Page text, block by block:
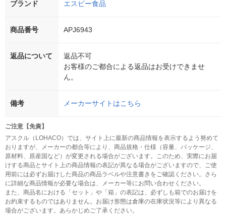
ブランド エスビー食品
商品番号 APJ6943
返品について
返品不可
お客様のご都合による返品はお受けできませ
ん。
備考 メーカーサイトはこちら
ご注意【免責】
アスクル（LOHACO）では、サイト上に最新の商品情報を表示するよう努めて
おりますが、メーカーの都合等により、商品規格・仕様（容量、パッケージ、
原材料、原産国など）が変更される場合がございます。このため、実際にお届
けする商品とサイト上の商品情報の表記が異なる場合がございますので、ご使
用前には必ずお届けした商品の商品ラベルや注意書きをご確認ください。さら
に詳細な商品情報が必要な場合は、メーカー等にお問い合わせください。
また、商品名における「セット」や「箱」の表記は、必ずしも箱でのお届けを
お約束するものではありません。お届け形態は倉庫の在庫状況等により異なる
場合がございます。あらかじめご了承ください。